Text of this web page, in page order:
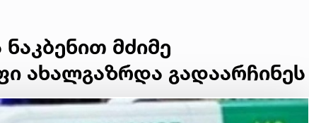
მძიმე
ახალგაზრდა გადაარჩინეს